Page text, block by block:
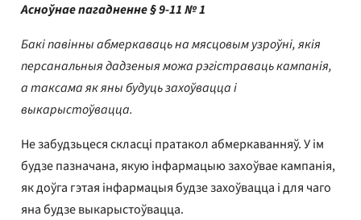
Асноўнае пагадненне § 9-11 № 1
Бакі павінны абмеркаваць на мясцовым узроўні, якія
персанальныя дадзеныя можа рэгістраваць кампанія,
а таксама як яны будуць захоўвацца і
выкарыстоўвацца.
Не забудзьцеся скласці пратакол абмеркаванняў. У ім
будзе пазначана, якую інфармацыю захоўвае кампанія,
як доўга гэтая інфармацыя будзе захоўвацца і для чаго
яна будзе выкарыстоўвацца.